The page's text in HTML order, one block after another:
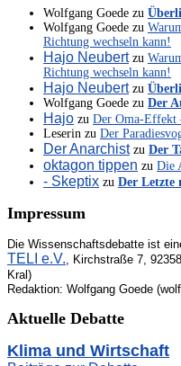
Wolfgang Goede zu
Wolfgang Goede zu
Richtung wechseln kann!
Hajo Neubertzu
Richtung wechseln kann!
Hajo Neubertzu
Wolfgang Goede zu Der
Hajo zu Der Oma-Effekt
Leserin zu Der
Der Anarchistzu Der
oktagon tippen zu Die
- Skeptix zu Der Letzte
Impressum
Die Wissenschaftsdebatte ist
TELI e.V., Kirchstraße 7,
Kral)
Redaktion: Wolfgang Goede
Aktuelle Debatte
Klima und Wirtschaft